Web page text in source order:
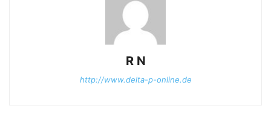
R N
http://www.delta-p-online.de